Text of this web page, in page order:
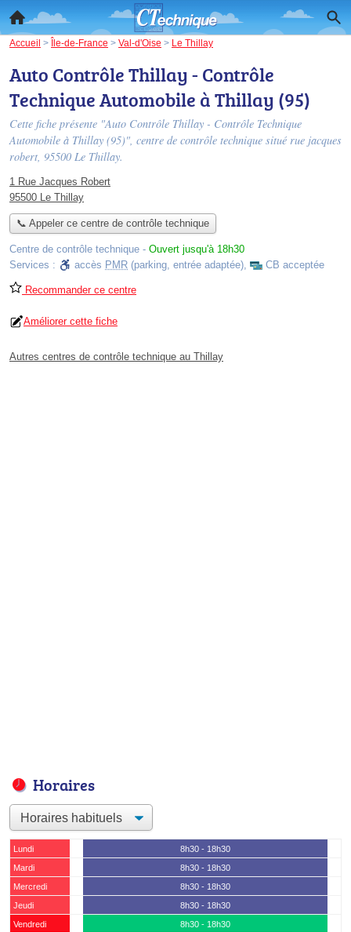
Accueil > Île-de-France > Val-d'Oise > Le Thillay
Auto Contrôle Thillay - Contrôle
Technique Automobile à Thillay (95)
Cette fiche présente "Auto Contrôle Thillay - Contrôle Technique
Automobile à Thillay (95)", centre de contrôle technique situé rue jacques
robert, 95500 Le Thillay.
1 Rue Jacques Robert
95500 Le Thillay
📞 Appeler ce centre de contrôle technique
Centre de contrôle technique - Ouvert jusqu'à 18h30
Services :
accès PMR (parking, entrée adaptée), CB acceptée
Recommander ce centre
Améliorer cette fiche
Autres centres de contrôle technique au Thillay
Horaires
Lundi
8h30 - 18h30
Mardi
8h30 - 18h30
Mercredi
8h30 - 18h30
Jeudi
8h30 - 18h30
Vendredi
8h30 - 18h30